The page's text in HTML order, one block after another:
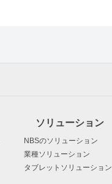
ソリューション
NBSのソリューション
業種ソリューション
タブレットソリューション